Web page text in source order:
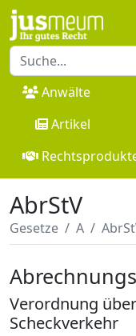
Anwälte
Artikel
AbrStV
Gesetze A
Verordnung
Scheckverkehr